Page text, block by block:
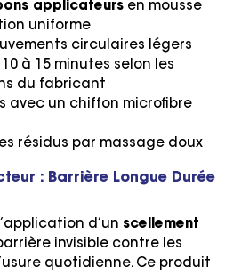
applicateurs en mousse
uniforme
circulaires légers
à 15 minutes selon les
du fabricant
avec un chiffon microfibre
résidus par massage doux
: Barrière Longue Durée
d’un scellement
invisible contre les
quotidienne. Ce produit